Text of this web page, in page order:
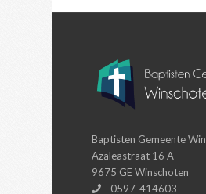
Baptisten Gemeente
Azaleastraat 16 A
9675 GE Winschoten
0597-414603